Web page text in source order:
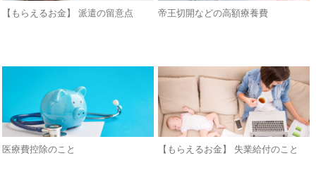
【もらえるお金】 派遣の留意点 帝王切開などの高額療養費
医療費控除のこと 【もらえるお金】 失業給付のこと